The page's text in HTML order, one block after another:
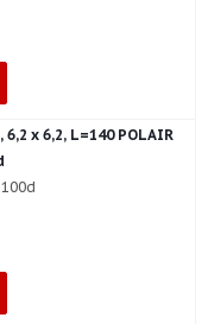
x 6,2, L=140 POLAIR